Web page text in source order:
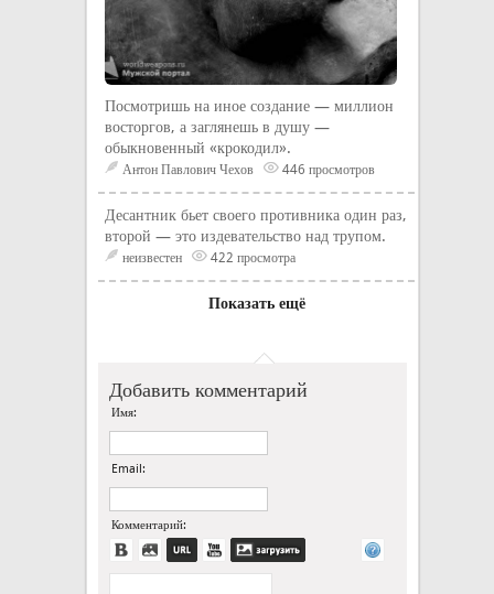
Посмотришь на иное создание — миллион
восторгов, а заглянешь в душу —
обыкновенный «крокодил».
Антон Павлович Чехов 446 просмотров
Десантник бьет своего противника один раз,
второй — это издевательство над трупом.
неизвестен 422 просмотра
Показать ещё
Добавить комментарий
Имя:
Email:
Комментарий: